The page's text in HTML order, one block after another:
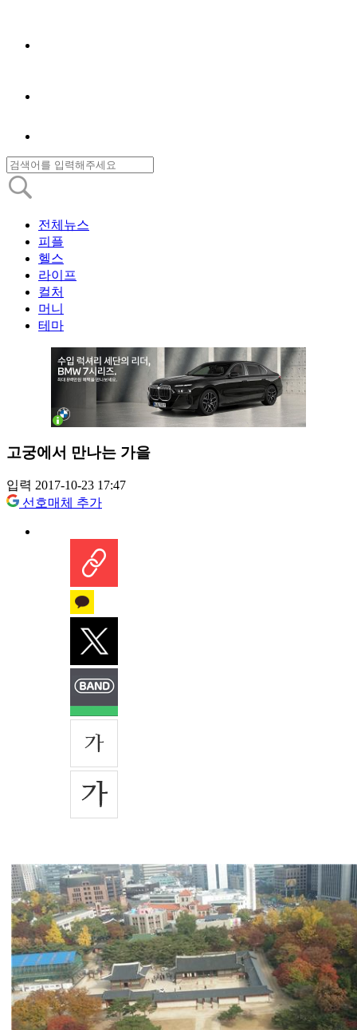
전체뉴스
피플
헬스
라이프
컬처
머니
테마
고궁에서 만나는 가을
입력 2017-10-23 17:47
선호매체 추가